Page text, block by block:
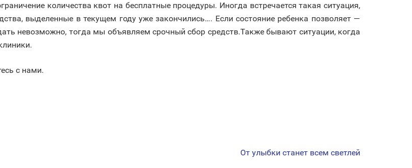
количества квот на бесплатные процедуры. Иногда встречается такая ситуация,
выделенные в текущем году уже закончились…. Если состояние ребенка позволяет —
невозможно, тогда мы объявляем срочный сбор средств.Также бывают ситуации, когда
с нами.
От улыбки станет всем светлей